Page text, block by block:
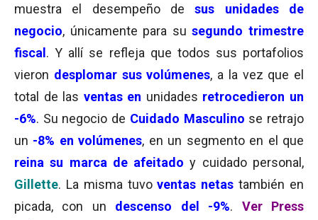
muestra el desempeño desus unidades de
negocio, únicamente para susegundo trimestre
fiscal . Y allí se refleja que todos sus portafolios
vieron desplomar susvolúmenes, a la vez que el
total de las ventas en unidades retrocedieron un
-6%. Su negocio de Cuidado Masculino se retrajo
un -8% en volúmenes, en un segmento en el que
reina su marca de afeitado y cuidado personal,
Gillette. La misma tuvoventas netas también en
picada, con un descenso del -9%. Ver Press